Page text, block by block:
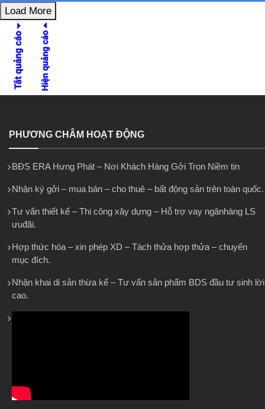
Load More
PHƯƠNG CHÂM HOẠT ĐỘNG
BĐS ERA Hưng Phát – Nơi Khách Hàng Gởi Trọn Niềm tin
Nhận ký gởi – mua bán – cho thuê – bất động sản trên toàn quốc.
Tư vấn thiết kế – Thi công xây dựng – Hỗ trợ vay ngânhàng LS
ưuđãi.
Hợp thức hóa – xin phép XD – Tách thửa hợp thửa – chuyển
mục đích.
Nhận khai di sản thừa kế – Tư vấn sản phẩm BDS đầu tư sinh lời
cao.